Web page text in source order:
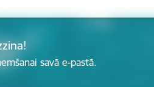
savā e-pastā.